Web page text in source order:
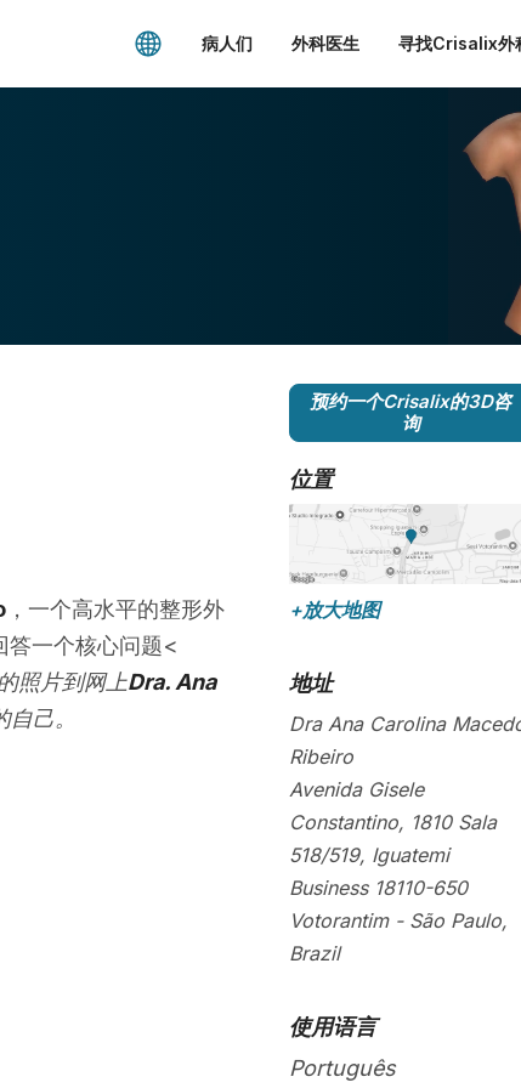
病人们 外科医生 寻找Crisalix外
，一个高水平的整形外
答一个核心问题<
照片到网上Dra. Ana
己。
预约一个Crisalix的3D咨
询
位置
+放大地图
地址
Dra Ana Carolina
Ribeiro
Avenida Gisele
Constantino, 1810 Sala
518/519, Iguatemi
Business 18110-650
Votorantim- São Paulo,
Brazil
使用语言
Português